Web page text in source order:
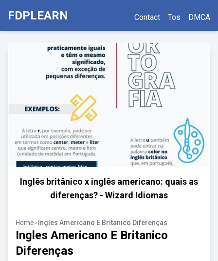
FDPLEARN Contact Tos DMCA
Inglês britânico x inglês americano: quais as
diferenças? - Wizard Idiomas
Home> Ingles Americano E Britanico Diferenças
Ingles Americano E Britanico
Diferenças